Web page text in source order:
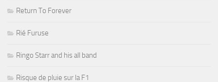
Return To Forever
Rié Furuse
Ringo Starr and his all band
Risque de pluie sur la F1